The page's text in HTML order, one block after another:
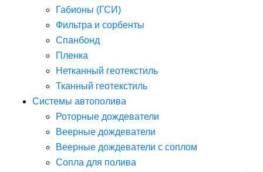
Габионы (ГСИ)
Фильтра и сорбенты
Спанбонд
Пленка
Нетканный геотекстиль
Тканный геотекстиль
Системы автополива
Роторные дождеватели
Веерные дождеватели
Веерные дождеватели с соплом
Сопла для полива